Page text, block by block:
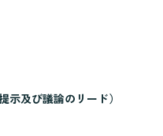
示及び議論のリード）